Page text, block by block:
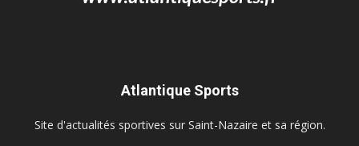
Atlantique Sports
Site d'actualités sportives sur Saint-Nazaire et sa région.